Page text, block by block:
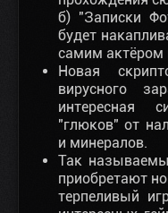
б) "Записки
будет
самим актёром
Новая
вирусного
интересная
"глюков" от
и минералов.
Так
приобретают
терпеливый